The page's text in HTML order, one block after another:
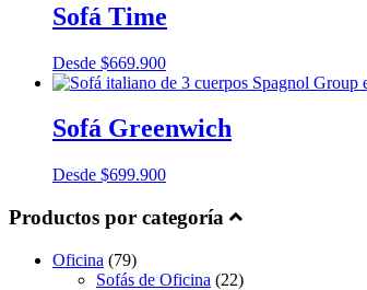
Sofá Time
Desde $669.900
Sofá Greenwich
Desde $699.900
Productos por categoría
Oficina (79)
Sofás de Oficina (22)